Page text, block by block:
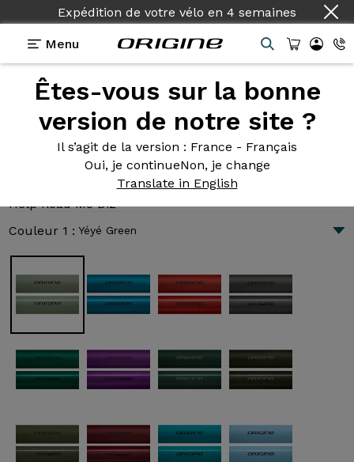
Expédition de votre vélo en 4 semaines
Menu
Êtes-vous sur la bonne
version de notre site ?
Il s’agit de la version : France - Français
Oui, je continueNon, je change
Translate in English
Présentation
Help Road M5 Di2
Help Road M5 Di2
Couleur 1 : Yéyé Green